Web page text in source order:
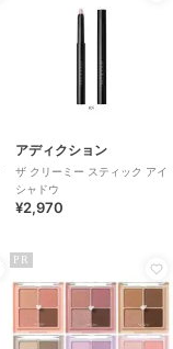
アディクション
ザ クリーミー スティック アイ
シャドウ
¥2,970
PR